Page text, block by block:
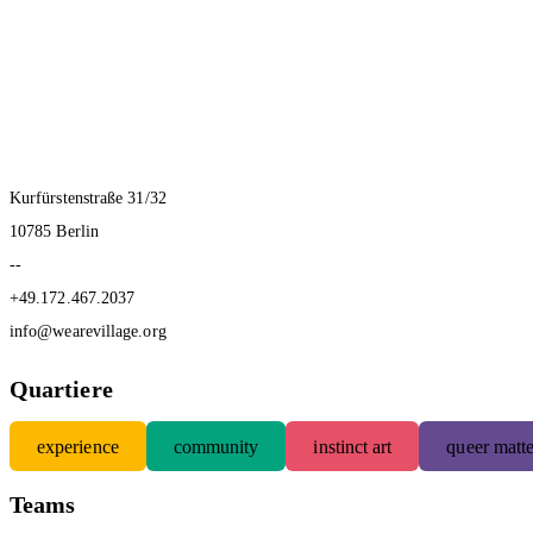
Kurfürstenstraße 31/32
10785 Berlin
--
+49.172.467.2037
info@wearevillage.org
Quartiere
experience community instinct art queer
Teams